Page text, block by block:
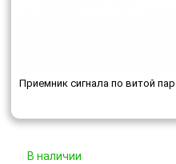
Приемник сигнала по витой
В наличии